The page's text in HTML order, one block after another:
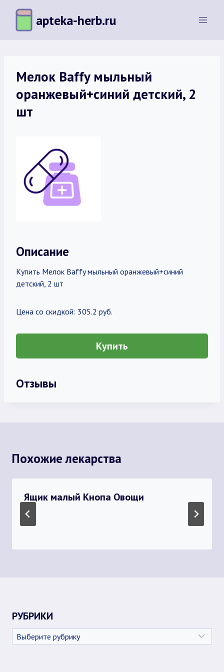
Перейти
содержимому
apteka-herb.ru
Мелок Baffy мыльный
оранжевый+синий детский, 2
шт
Описание
Купить Мелок Baffy мыльный оранжевый+синий
детский, 2 шт
Цена со скидкой: 305.2 руб.
Купить
Отзывы
Похожие лекарства
Ящик малый Кнопа Овощи
РУБРИКИ
Рубрики